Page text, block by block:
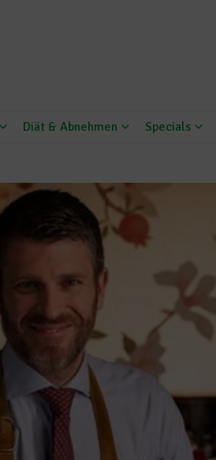
Diät & Abnehmen Specials